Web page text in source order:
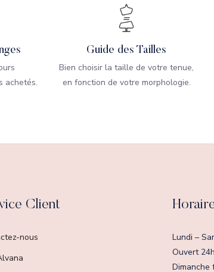
achetés.
Guide des Tailles
Bien choisir la taille de votre tenue,
en fonction de votre morphologie.
Client
nous
Lundi –
Ouvert
Dimanche